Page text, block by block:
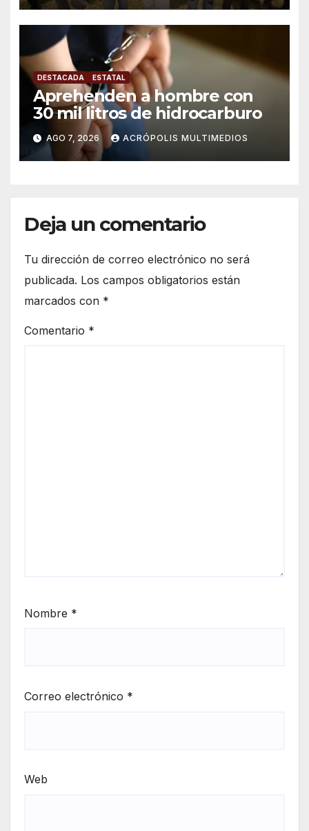
DESTACADA ESTATAL
Aprehenden a hombre con
30 mil litros de hidrocarburo
AGO 7, 2026 ACRÓPOLIS MULTIMEDIOS
Deja un comentario
Tu dirección de correo electrónico no será
publicada. Los campos obligatorios están
marcados con *
Comentario *
Nombre *
Correo electrónico *
Web